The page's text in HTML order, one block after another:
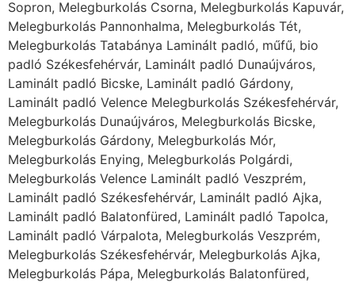
Sopron, Melegburkolás Csorna, Melegburkolás Kapuvár,
Melegburkolás Pannonhalma, Melegburkolás Tét,
Melegburkolás Tatabánya Laminált padló, műfű, bio
padló Székesfehérvár, Laminált padló Dunaújváros,
Laminált padló Bicske, Laminált padló Gárdony,
Laminált padló Velence Melegburkolás Székesfehérvár,
Melegburkolás Dunaújváros, Melegburkolás Bicske,
Melegburkolás Gárdony, Melegburkolás Mór,
Melegburkolás Enying, Melegburkolás Polgárdi,
Melegburkolás Velence Laminált padló Veszprém,
Laminált padló Székesfehérvár, Laminált padló Ajka,
Laminált padló Balatonfüred, Laminált padló Tapolca,
Laminált padló Várpalota, Melegburkolás Veszprém,
Melegburkolás Székesfehérvár, Melegburkolás Ajka,
Melegburkolás Pápa, Melegburkolás Balatonfüred,